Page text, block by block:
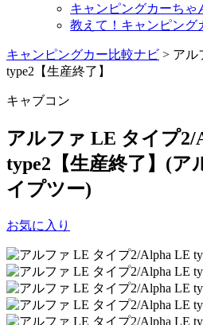
キャンピングカーちゃ
教えて！キャンピング
キャンピングカー比較ナビ > アル
type2【生産終了】
キャブコン
アルファ LE タイプ2/
type2【生産終了】 (ア
イプツー)
お気に入り